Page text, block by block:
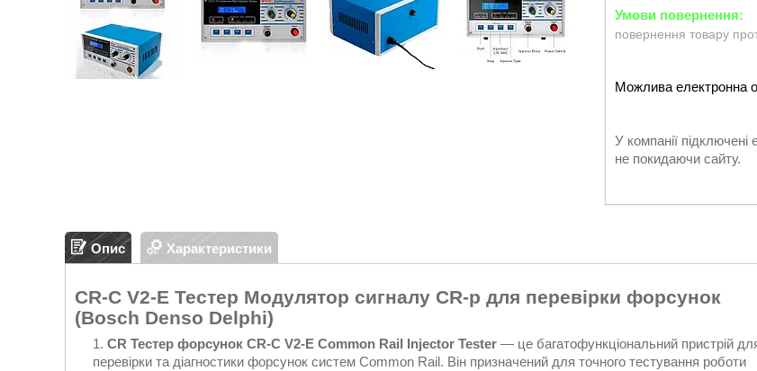
повернення товару
У компанії
не покидаючи сайту.
Опис Характеристики
CR-C V2-E Тестер Модулятор сигналу CR-p для перевірки форсунок
(Bosch Denso Delphi)
CR Тестер форсунок CR-C V2-E Common Rail Injector Tester — це багатофункціональний пристрій
перевірки та діагностики форсунок систем Common Rail. Він призначений для точного тестування роботи